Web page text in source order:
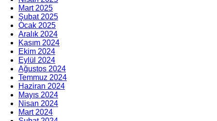
Mart 2025
Şubat 2025
Ocak 2025
Aralık 2024
Kasım 2024
Ekim 2024
Eylül 2024
Ağustos 2024
Temmuz 2024
Haziran 2024
Mayıs 2024
Nisan 2024
Mart 2024